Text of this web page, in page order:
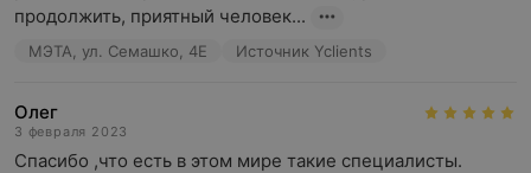
продолжить, приятный человек...
МЭТА, ул. Семашко, 4Е Источник Yclients
Олег
3 февраля 2023
Спасибо ,что есть в этом мире такие специалисты.